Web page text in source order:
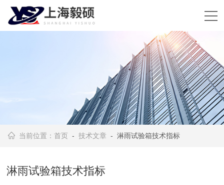
当前位置：首页 -技术文章 - 淋雨试验箱技术指标
淋雨试验箱技术指标